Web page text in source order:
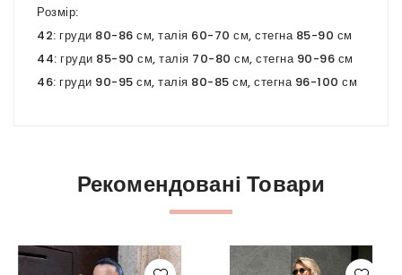
Розмір:
42: груди 80-86 см, талія 60-70 см, стегна 85-90 см
44: груди 85-90 см, талія 70-80 см, стегна 90-96 см
46: груди 90-95 см, талія 80-85 см, стегна 96-100 см
Рекомендовані Товари